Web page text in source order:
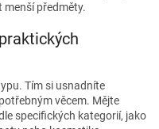
menší předměty.
Tím si usnadníte
věcem. Mějte
specifických kategorií, jako